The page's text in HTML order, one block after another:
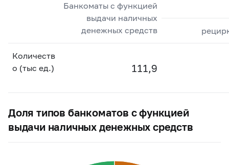
Банкоматы с функцией
выдачи наличных
денежных средств
Количеств
о (тыс ед.)
111,9
Доля типов банкоматов с функцией
выдачи наличных денежных средств